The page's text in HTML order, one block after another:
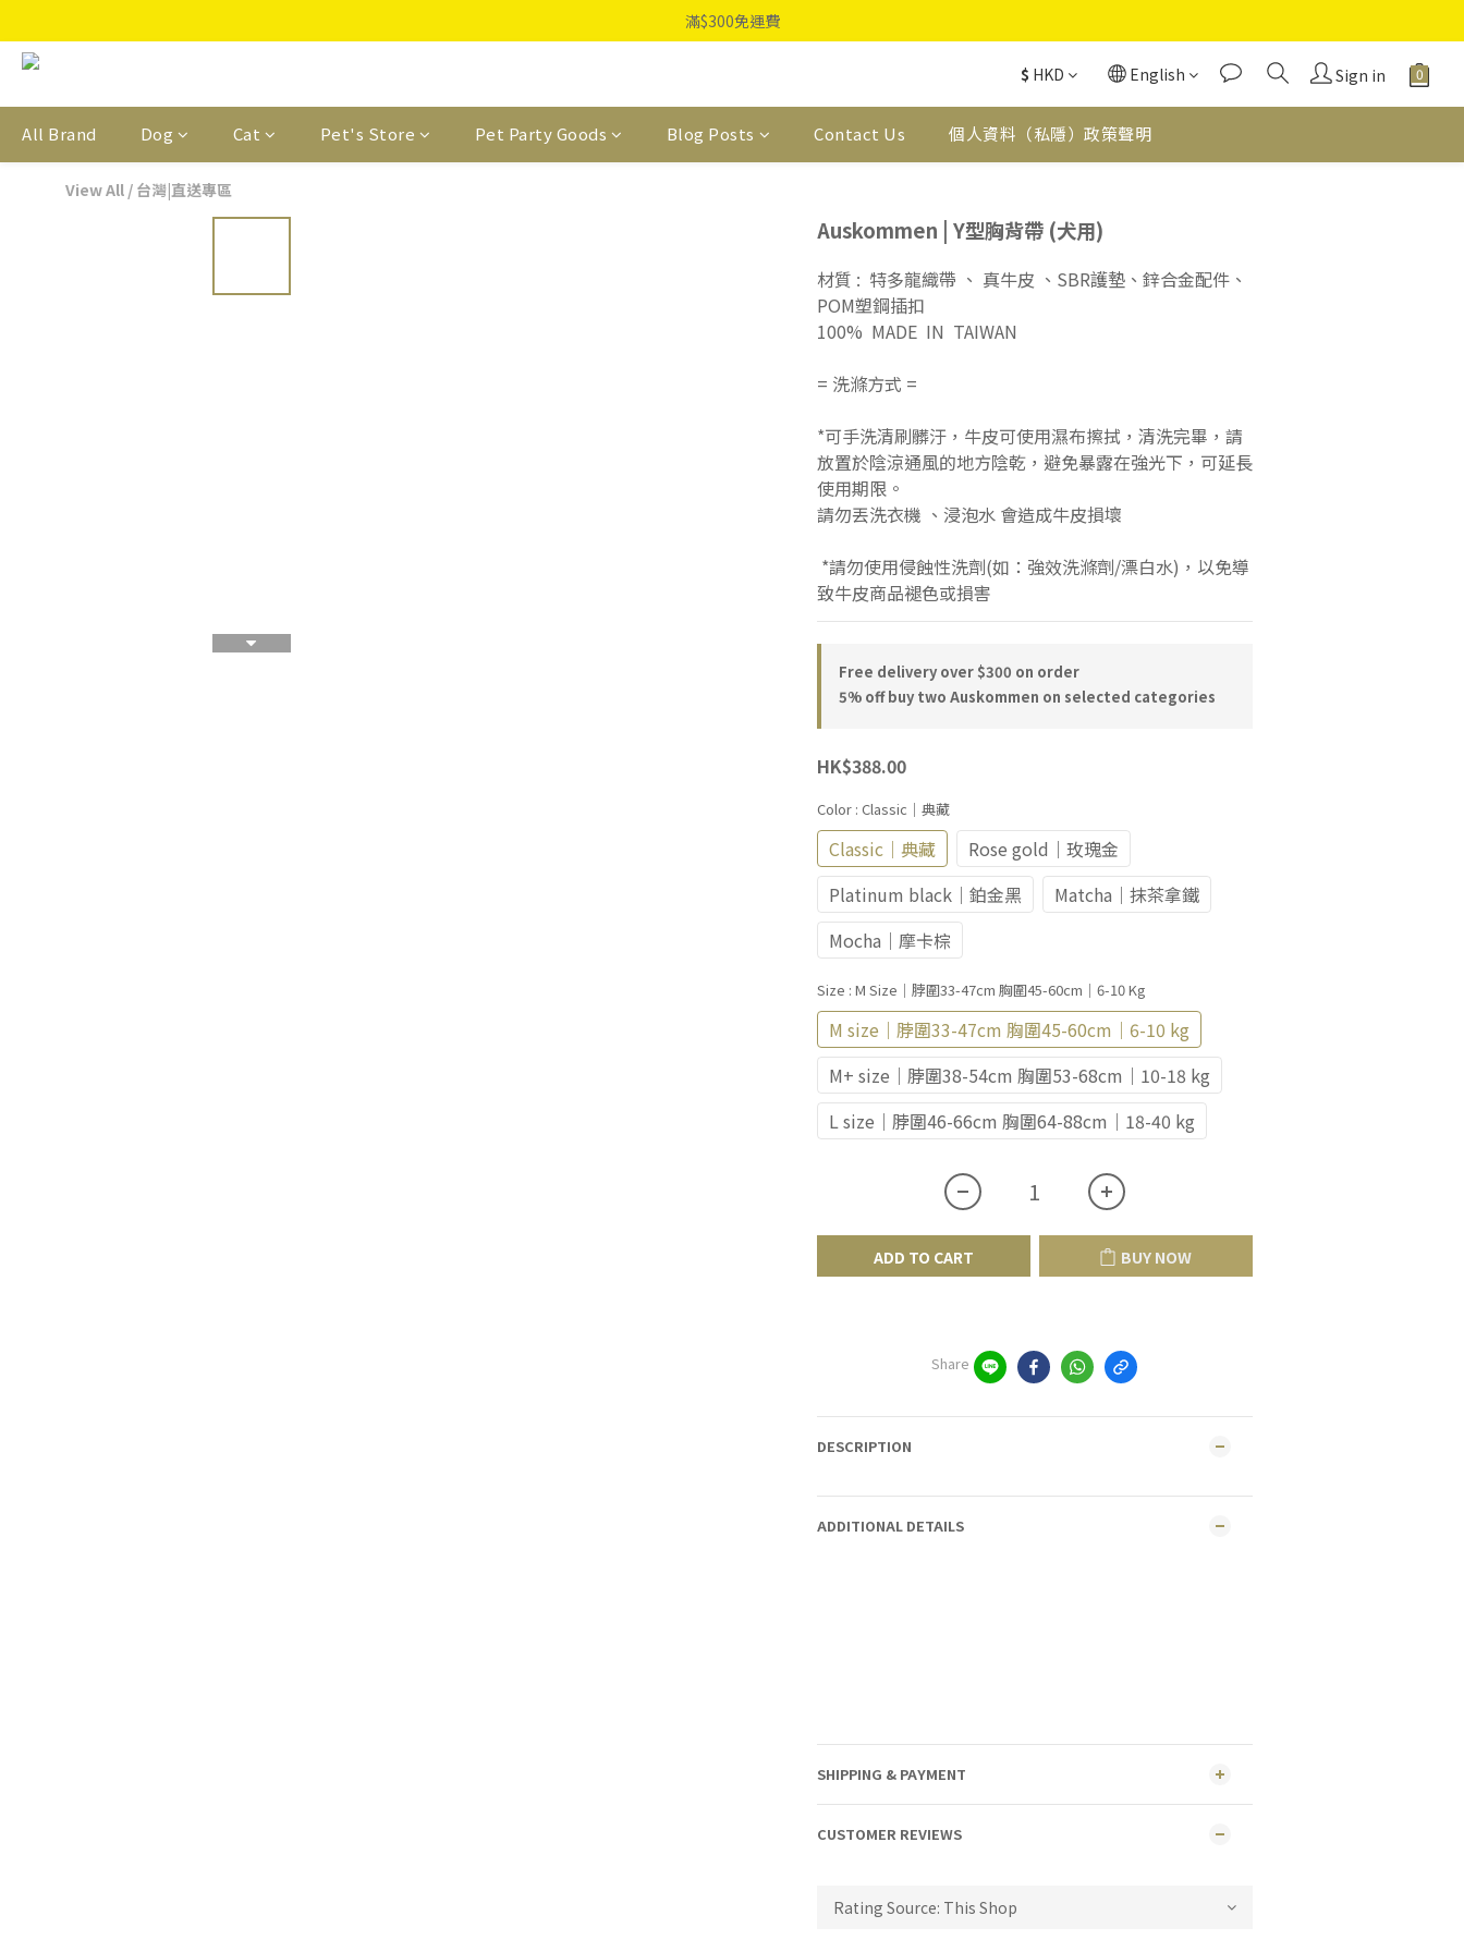
滿$300免運費
$ HKD English Sign in
All Brand Dog Cat Pet's Store Pet Party Goods Blog Posts Contact Us 個人資料（私隱）政策聲明
View All / 台灣|直送專區
Auskommen | Y型胸背帶 (犬用)
材質 :  特多龍織帶 、 真牛皮 、SBR護墊、鋅合金配件、
POM塑鋼插扣
100%  MADE  IN  TAIWAN
= 洗滌方式 =
*可手洗清刷髒汙，牛皮可使用濕布擦拭，清洗完畢，請
放置於陰涼通風的地方陰乾，避免暴露在強光下，可延長
使用期限。
請勿丟洗衣機 、浸泡水 會造成牛皮損壞
致牛皮商品褪色或損害
Free delivery over $300 on order
5% off buy two Auskommen on selected categories
HK$388.00
Color : Classic｜典藏
Classic｜典藏
Rose gold｜玫瑰金
Platinum black｜鉑金黑
Matcha｜抹茶拿鐵
Mocha｜摩卡棕
Size : M Size｜脖圍33-47cm 胸圍45-60cm｜6-10 Kg
M size｜脖圍33-47cm 胸圍45-60cm｜6-10 kg
M+ size｜脖圍38-54cm 胸圍53-68cm｜10-18 kg
L size｜脖圍46-66cm 胸圍64-88cm｜18-40 kg
ADD TO CART BUY NOW
Share
DESCRIPTION
ADDITIONAL DETAILS
SHIPPING & PAYMENT
CUSTOMER REVIEWS